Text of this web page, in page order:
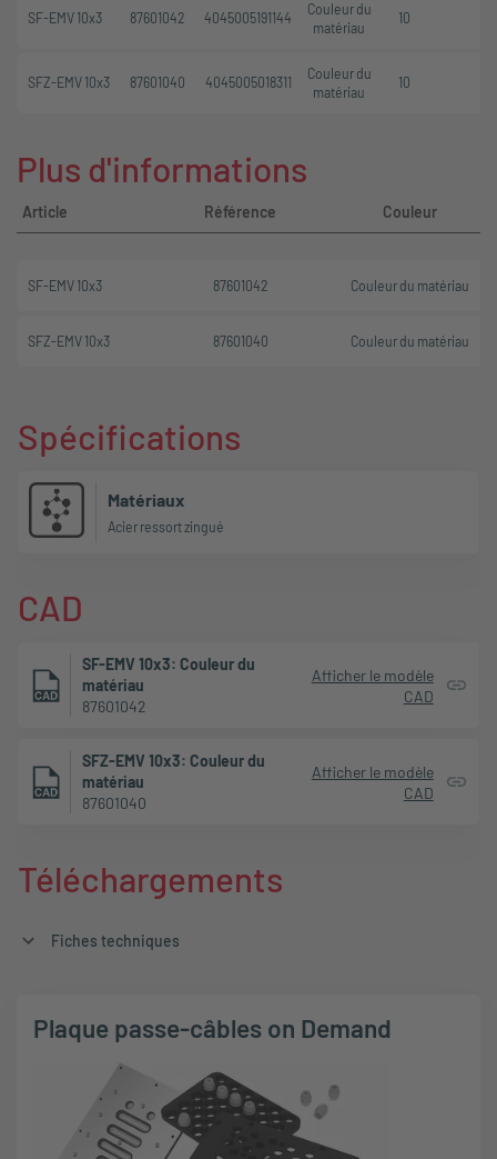
SF-EMV 10x3 87601042 4045005191144
Couleur du
matériau
10
SFZ-EMV 10x3 87601040 4045005018311
Couleur du
matériau
10
Plus d'informations
Article Référence Couleur
SF-EMV 10x3 87601042 Couleur du matériau
SFZ-EMV 10x3 87601040 Couleur du matériau
Spécifications
Matériaux
Acier ressort zingué
CAD
SF-EMV 10x3: Couleur du
matériau
87601042
Afficher le modèle
CAD
SFZ-EMV 10x3: Couleur du
matériau
87601040
Afficher le modèle
CAD
Téléchargements
Fiches techniques
Plaque passe-câbles on Demand